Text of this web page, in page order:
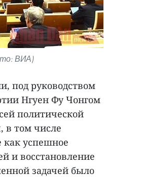
ВИА)
под руководством
Нгуен Фу Чонгом
политической
в том числе
как успешное
и восстановление
задачей было